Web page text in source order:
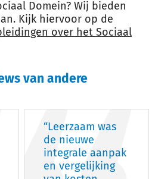
Domein? Wij bieden
Kijk hiervoor op de
over het Sociaal
van andere
“Leerzaam was
de nieuwe
integrale aanpak
en vergelijking